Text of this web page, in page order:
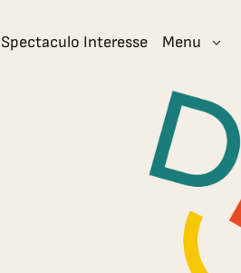
Spectaculo Interesse Menu